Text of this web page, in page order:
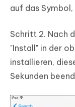
auf das
Schritt 2. Nach
"Install" in der
installieren,
Sekunden